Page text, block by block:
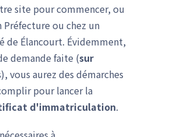
site pour commencer, ou
Préfecture ou chez un
de Élancourt. Évidemment,
demande faite (sur
vous aurez des démarches
pour lancer la
d'immatriculation.